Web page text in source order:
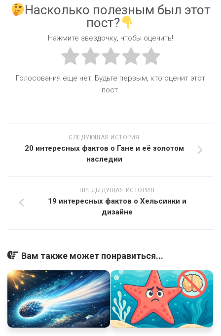
Насколько полезным был этот
пост?
Нажмите звездочку, чтобы оценить!
Голосования еще нет! Будьте первым, кто оценит этот
пост.
СЛЕДУЮЩАЯ ИСТОРИЯ
20 интересных фактов о Гане и её золотом
наследии
ПРЕДЫДУЩАЯ ИСТОРИЯ
19 интересных фактов о Хельсинки и
дизайне
Вам также может понравиться...